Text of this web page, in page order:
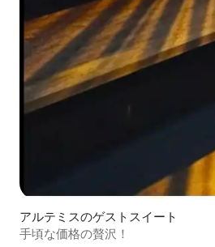
アルテミスのゲストスイート
手頃な価格の贅沢！